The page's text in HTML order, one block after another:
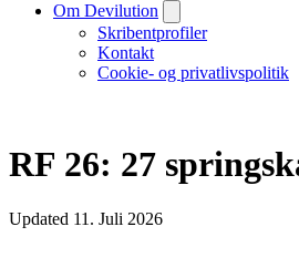
Om Devilution
Skribentprofiler
Kontakt
Cookie- og privatlivspolitik
RF 26: 27
Updated 11. Juli 2026